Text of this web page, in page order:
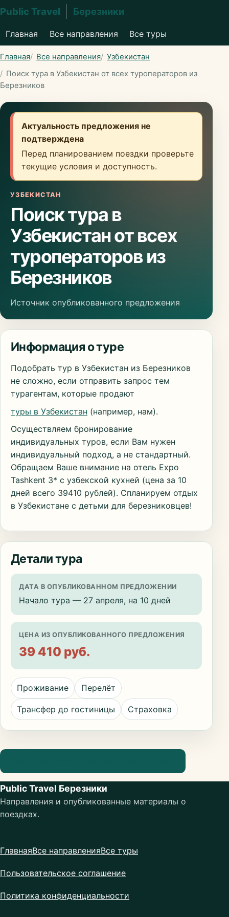
Public Travel Березники
Главная Все направления Все туры
Главная Все направления
Узбекистан
Поиск тура в Узбекистан от всех туроператоров из
Березников
Актуальность предложения не
подтверждена
Перед планированием поездки проверьте
текущие условия и доступность.
УЗБЕКИСТАН
Поиск тура в
Узбекистан от всех
туроператоров из
Березников
Источник опубликованного предложения
Информация о туре
Подобрать тур в Узбекистан из Березников
не сложно, если отправить запрос тем
турагентам, которые продают
туры в Узбекистан (например, нам).
Осуществляем бронирование
индивидуальных туров, если Вам нужен
индивидуальный подход, а не стандартный.
Обращаем Ваше внимание на отель Expo
Tashkent 3* с узбекской кухней (цена за 10
дней всего 39410 рублей). Спланируем отдых
в Узбекистане с детьми для березниковцев!
Детали тура
ДАТА В ОПУБЛИКОВАННОМ ПРЕДЛОЖЕНИИ
Начало тура — 27 апреля, на 10 дней
ЦЕНА ИЗ ОПУБЛИКОВАННОГО ПРЕДЛОЖЕНИЯ
39 410 руб.
Проживание Перелёт
Трансфер до гостиницы Страховка
Public Travel Березники
Направления и опубликованные материалы о
поездках.
ГлавнаяВсе направленияВсе туры
Пользовательское соглашение
Политика конфиденциальности